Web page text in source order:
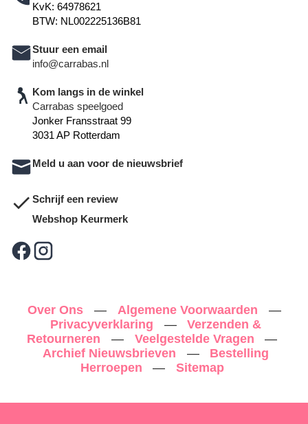
KvK: 64978621
BTW: NL002225136B81
Stuur een email
info@carrabas.nl
Kom langs in de winkel
Carrabas speelgoed
Jonker Fransstraat 99
3031 AP Rotterdam
Meld u aan voor de nieuwsbrief
Schrijf een review
Webshop Keurmerk
Over Ons — Algemene Voorwaarden
—
Privacyverklaring
—
Verzenden &
Retourneren
— Veelgestelde Vragen
—
Archief Nieuwsbrieven
—
Bestelling
Herroepen
— Sitemap